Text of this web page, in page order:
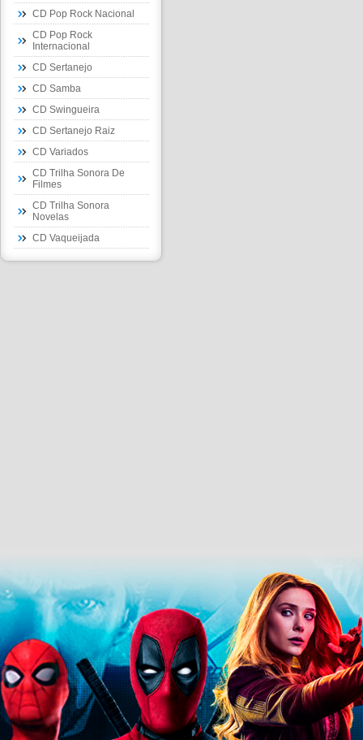
CD Pop Rock Nacional
CD Pop Rock
Internacional
CD Sertanejo
CD Samba
CD Swingueira
CD Sertanejo Raiz
CD Variados
CD Trilha Sonora De
Filmes
CD Trilha Sonora
Novelas
CD Vaqueijada